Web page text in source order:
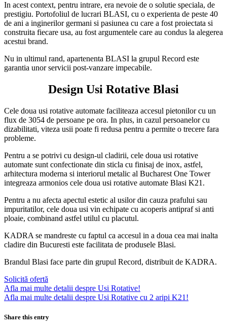
In acest context, pentru intrare, era nevoie de o solutie speciala, de
prestigiu. Portofoliul de lucrari BLASI, cu o experienta de peste 40
de ani a inginerilor germani si pasiunea cu care a fost proiectata si
construita fiecare usa, au fost argumentele care au condus la alegerea
acestui brand.
Nu in ultimul rand, apartenenta BLASI la grupul Record este
garantia unor servicii post-vanzare impecabile.
Design Usi Rotative Blasi
Cele doua usi rotative automate faciliteaza accesul pietonilor cu un
flux de 3054 de persoane pe ora. In plus, in cazul persoanelor cu
dizabilitati, viteza usii poate fi redusa pentru a permite o trecere fara
probleme.
Pentru a se potrivi cu design-ul cladirii, cele doua usi rotative
automate sunt confectionate din sticla cu finisaj de inox, astfel,
arhitectura moderna si interiorul metalic al Bucharest One Tower
integreaza armonios cele doua usi rotative automate Blasi K21.
Pentru a nu afecta apectul estetic al usilor din cauza prafului sau
impuritatilor, cele doua usi vin echipate cu acoperis antipraf si anti
ploaie, combinand astfel utilul cu placutul.
KADRA se mandreste cu faptul ca accesul in a doua cea mai inalta
cladire din Bucuresti este facilitata de produsele Blasi.
Brandul Blasi face parte din grupul Record, distribuit de KADRA.
Solicită ofertă
Afla mai multe detalii despre Usi Rotative!
Afla mai multe detalii despre Usi Rotative cu 2 aripi K21!
Share this entry